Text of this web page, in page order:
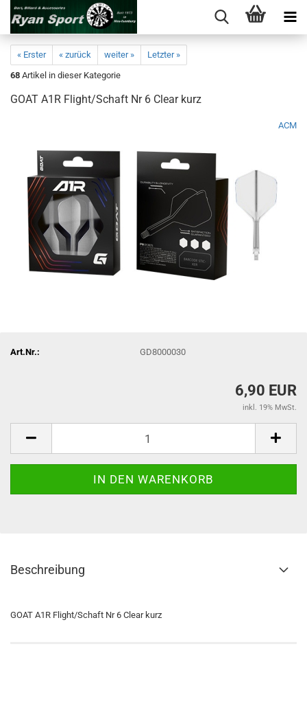
« Erster « zurück weiter »
Letzter »
68 Artikel in dieser Kategorie
GOAT A1R Flight/Schaft Nr 6 Clear kurz
ACM
Art.Nr.: GD8000030
6,90 EUR
inkl. 19% MwSt.
Beschreibung
GOAT A1R Flight/Schaft Nr 6 Clear kurz